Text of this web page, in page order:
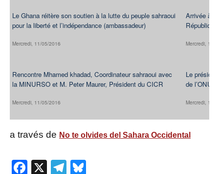
Le Ghana réitère son soutien à la lutte du peuple sahraoui
pour la liberté et l’indépendance (ambassadeur)
Mercredi, 11/05/2016
Arrivée à
Mercredi, 11/
Rencontre Mhamed khadad, Coordinateur sahraoui avec
la MINURSO et M. Peter Maurer, Président du CICR
Mercredi, 11/05/2016
Le
de l’ONU,
Mercredi, 11/
a través de No te olvides del Sahara Occidental
Facebook
X Telegram